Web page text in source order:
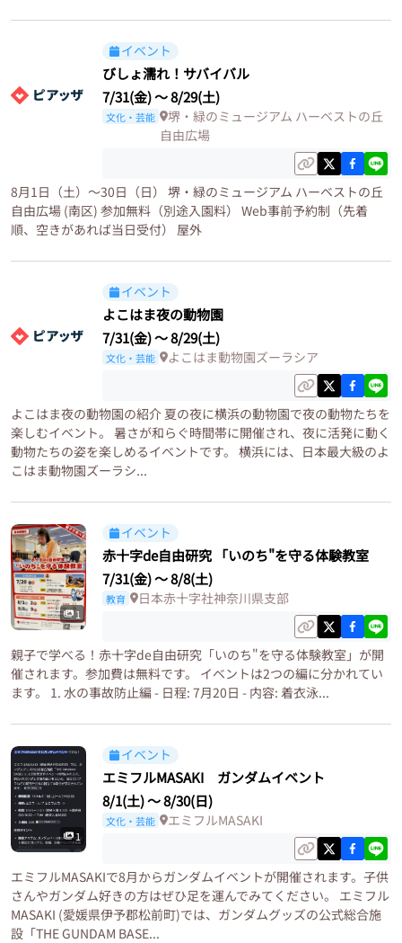
イベント
びしょ濡れ！サバイバル
7/31(金)〜8/29(土)
文化・芸能
堺・緑のミュージアム ハーベストの丘
自由広場
8月1日（土）〜30日（日） 堺・緑のミュージアム ハーベストの丘
自由広場 (南区) 参加無料（別途入園料） Web事前予約制（先着
順、空きがあれば当日受付） 屋外
イベント
よこはま夜の動物園
7/31(金)〜8/29(土)
文化・芸能 よこはま動物園ズーラシア
よこはま夜の動物園の紹介 夏の夜に横浜の動物園で夜の動物たちを
楽しむイベント。 暑さが和らぐ時間帯に開催され、夜に活発に動く
動物たちの姿を楽しめるイベントです。 横浜には、日本最大級のよ
こはま動物園ズーラシ...
1
イベント
赤十字de自由研究 「いのち"を守る体験教室
7/31(金)〜8/8(土)
教育 日本赤十字社神奈川県支部
親子で学べる！赤十字de自由研究「いのち"を守る体験教室」が開
催されます。参加費は無料です。 イベントは2つの編に分かれてい
ます。 1. 水の事故防止編 - 日程: 7月20日 - 内容: 着衣泳...
1
イベント
エミフルMASAKI ガンダムイベント
8/1(土)〜8/30(日)
文化・芸能 エミフルMASAKI
エミフルMASAKIで8月からガンダムイベントが開催されます。子供
さんやガンダム好きの方はぜひ足を運んでみてください。 エミフル
MASAKI (愛媛県伊予郡松前町)では、ガンダムグッズの公式総合施
設「THE GUNDAM BASE...